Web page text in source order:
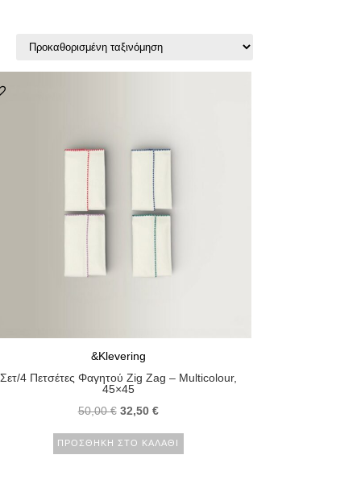
&Klevering
Σετ/4 Πετσέτες Φαγητού Zig Zag – Multicolour,
45×45
50,00€ 32,50 €
ΠΡΟΣΘΉΚΗ ΣΤΟ ΚΑΛΆΘΙ